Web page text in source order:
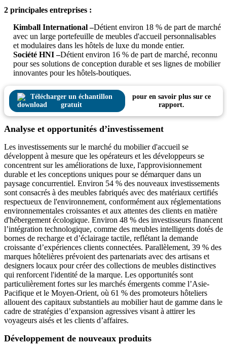
2 principales entreprises :
Kimball International –Détient environ 18 % de part de marché
avec un large portefeuille de meubles d'accueil personnalisables
et modulaires dans les hôtels de luxe du monde entier.
Société HNI –Détient environ 16 % de part de marché, reconnu
pour ses solutions de conception durable et ses lignes de mobilier
innovantes pour les hôtels-boutiques.
Télécharger un échantillon
gratuit
pour en savoir plus sur ce
rapport.
Analyse et opportunités d’investissement
Les investissements sur le marché du mobilier d'accueil se
développent à mesure que les opérateurs et les développeurs se
concentrent sur les améliorations de luxe, l'approvisionnement
durable et les conceptions uniques pour se démarquer dans un
paysage concurrentiel. Environ 54 % des nouveaux investissements
sont consacrés à des meubles fabriqués avec des matériaux certifiés
respectueux de l'environnement, conformément aux réglementations
environnementales croissantes et aux attentes des clients en matière
d'hébergement écologique. Environ 48 % des investisseurs financent
l’intégration technologique, comme des meubles intelligents dotés de
bornes de recharge et d’éclairage tactile, reflétant la demande
croissante d’expériences clients connectées. Parallèlement, 39 % des
marques hôtelières prévoient des partenariats avec des artisans et
designers locaux pour créer des collections de meubles distinctives
qui renforcent l'identité de la marque. Les opportunités sont
particulièrement fortes sur les marchés émergents comme l’Asie-
Pacifique et le Moyen-Orient, où 61 % des promoteurs hôteliers
allouent des capitaux substantiels au mobilier haut de gamme dans le
cadre de stratégies d’expansion agressives visant à attirer les
voyageurs aisés et les clients d’affaires.
Développement de nouveaux produits